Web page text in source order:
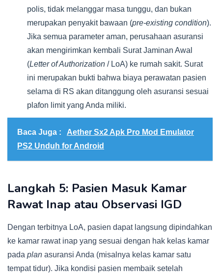
polis, tidak melanggar masa tunggu, dan bukan
merupakan penyakit bawaan (pre-existing condition).
Jika semua parameter aman, perusahaan asuransi
akan mengirimkan kembali Surat Jaminan Awal
(Letter of Authorization / LoA) ke rumah sakit. Surat
ini merupakan bukti bahwa biaya perawatan pasien
selama di RS akan ditanggung oleh asuransi sesuai
plafon limit yang Anda miliki.
Baca Juga :
Aether Sx2 Apk Pro Mod Emulator
PS2 Unduh for Android
Langkah 5: Pasien Masuk Kamar
Rawat Inap atau Observasi IGD
Dengan terbitnya LoA, pasien dapat langsung dipindahkan
ke kamar rawat inap yang sesuai dengan hak kelas kamar
pada plan asuransi Anda (misalnya kelas kamar satu
tempat tidur). Jika kondisi pasien membaik setelah